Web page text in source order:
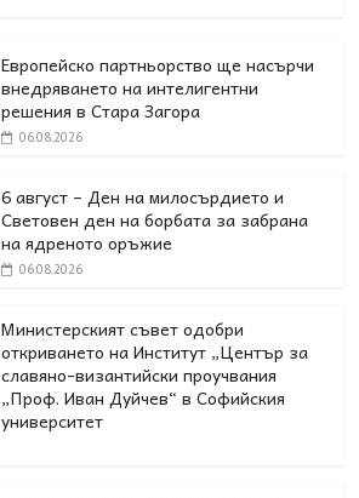
Европейско партньорство ще насърчи
внедряването на интелигентни
решения в Стара Загора
06.08.2026
6 август – Ден на милосърдието и
Световен ден на борбата за забрана
на ядреното оръжие
06.08.2026
Министерският съвет одобри
откриването на Институт „Център за
славяно-византийски проучвания
„Проф. Иван Дуйчев“ в Софийския
университет